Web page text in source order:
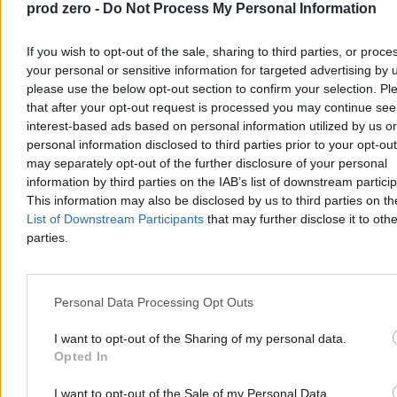
prod zero - Do Not Process My Personal Information
If you wish to opt-out of the sale, sharing to third parties, or
your personal or sensitive information for targeted advertising by
please use the below opt-out section to confirm your selection.
that after your opt-out request is processed you may continue
interest-based ads based on personal information utilized by us or
personal information disclosed to third parties prior to your opt-
may separately opt-out of the further disclosure of your personal
information by third parties on the IAB’s list of downstream
This information may also be disclosed by us to third parties on
List of Downstream Participants that may further disclose it to
parties.
Personal Data Processing Opt Outs
I want to opt-out of the Sharing of my personal data.
Opted In
I want to opt-out of the Sale of my Personal Data.
Tymczasem administracja – przytłoczona astronomiczną liczbą
geograficzną, a nie akt mający wpływ na rynek wewnętrzny UE.
których polski pracodawca odważy się wysłać do klienta w innym
Ponieważ 23,4 proc. wszystkich pracowników delegowanych z
Polski nie ma polskiego obywatelstwa, to w praktyce blokujemy